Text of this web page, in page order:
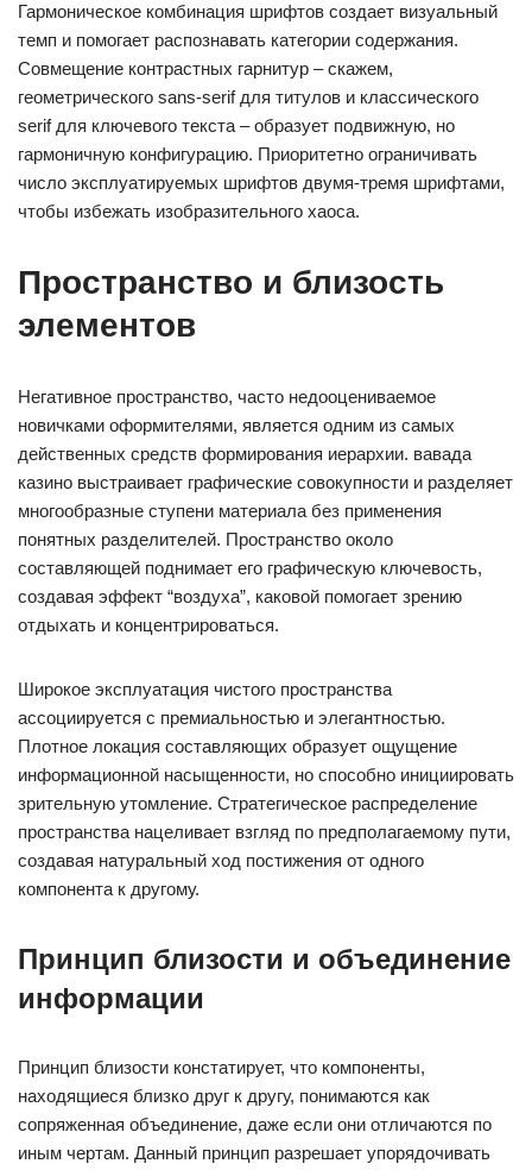
Гармоническое комбинация шрифтов создает визуальный
темп и помогает распознавать категории содержания.
Совмещение контрастных гарнитур – скажем,
геометрического sans-serif для титулов и классического
serif для ключевого текста – образует подвижную, но
гармоничную конфигурацию. Приоритетно ограничивать
число эксплуатируемых шрифтов двумя-тремя шрифтами,
чтобы избежать изобразительного хаоса.
Пространство и близость
элементов
Негативное пространство, часто недооцениваемое
новичками оформителями, является одним из самых
действенных средств формирования иерархии. вавада
казино выстраивает графические совокупности и разделяет
многообразные ступени материала без применения
понятных разделителей. Пространство около
составляющей поднимает его графическую ключевость,
создавая эффект “воздуха”, каковой помогает зрению
отдыхать и концентрироваться.
Широкое эксплуатация чистого пространства
ассоциируется с премиальностью и элегантностью.
Плотное локация составляющих образует ощущение
информационной насыщенности, но способно инициировать
зрительную утомление. Стратегическое распределение
пространства нацеливает взгляд по предполагаемому пути,
создавая натуральный ход постижения от одного
компонента к другому.
Принцип близости и объединение
информации
Принцип близости констатирует, что компоненты,
находящиеся близко друг к другу, понимаются как
сопряженная объединение, даже если они отличаются по
иным чертам. Данный принцип разрешает упорядочивать